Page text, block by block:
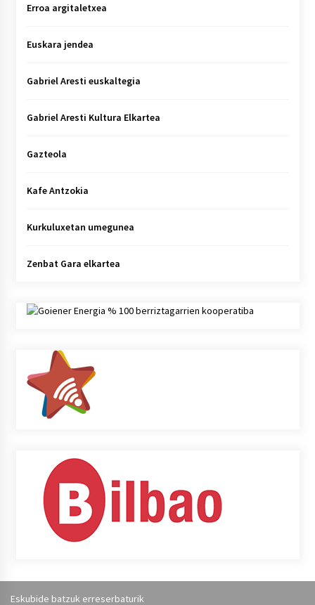
Erroa argitaletxea
Euskara jendea
Gabriel Aresti euskaltegia
Gabriel Aresti Kultura Elkartea
Gazteola
Kafe Antzokia
Kurkuluxetan umegunea
Zenbat Gara elkartea
Eskubide batzuk erreserbaturik